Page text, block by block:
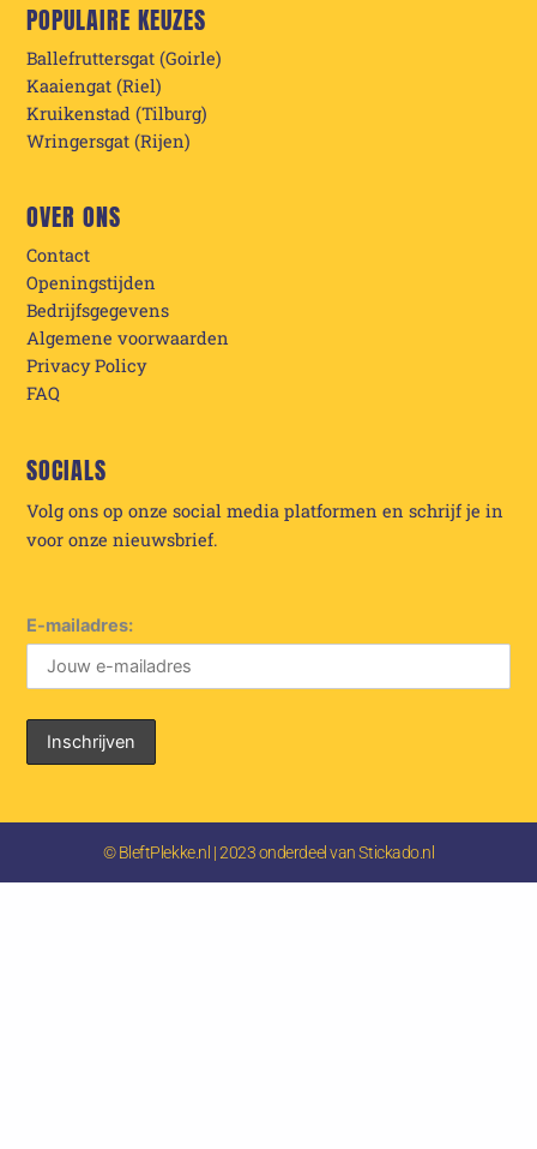
POPULAIRE KEUZES
Ballefruttersgat (Goirle)
Kaaiengat (Riel)
Kruikenstad (Tilburg)
Wringersgat (Rijen)
OVER ONS
Contact
Openingstijden
Bedrijfsgegevens
Algemene voorwaarden
Privacy Policy
FAQ
SOCIALS
Volg ons op onze social media platformen en schrijf je in
voor onze nieuwsbrief.
E-mailadres:
© BleftPlekke.nl | 2023 onderdeel van Stickado.nl